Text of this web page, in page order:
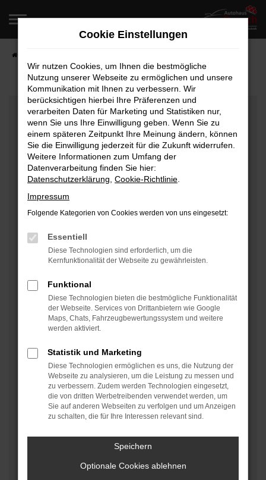
Zum
springen
Fehler: Network Error
Beim Laden ist ein Fehler aufgetreten.
Hier sind ein paar Tipps, die dir helfen können:
Überprüfe deine Firewall und deine
Internetverbindung.
Laden andere Webseiten, zum Beispiel deine
Manche Erweiterungen, wie Werbeblocker, können
das Laden bestimmter Seiten verhindern.
Funktioniert die Seite in einem anderen Browser
Starte dein Gerät neu.
Das kann manchmal helfen, vorübergehende
Probleme zu beheben.
Betriebssystem auf dem neuesten Stand sind.
Veraltete Software birgt nicht nur ein
Sicherheitsrisiko, sondern kann auch dazu führen,
dass bestimmte Funktionen nicht mehr unterstützt
werden.
Wende dich an den Webseitenbetreiber.
Wenn du alle oben genannten Schritte versucht hast,
kontaktiere uns bitte. Wir werden versuchen, das
Problem zu beheben. Du kannst uns diesen Text
schicken, um uns bei der Fehlersuche zu
Cookie Einstellungen
Wir nutzen Cookies, um Ihnen die bestmögliche
Nutzung unserer Webseite zu ermöglichen und unsere
Kommunikation mit Ihnen zu verbessern. Wir
berücksichtigen hierbei Ihre Präferenzen und
verarbeiten Daten für Marketing und Statistiken nur,
wenn Sie uns Ihre Einwilligung geben. Wenn Sie zu
einem späteren Zeitpunkt Ihre Meinung ändern, können
Sie die Einwilligung jederzeit für die Zukunft widerrufen.
Weitere Informationen zum Umfang der
Datenverarbeitung finden Sie hier:
Datenschutzerklärung Cookie-Richtlinie
Impressum
Folgende Kategorien von Cookies werden von uns eingesetzt:
Essentiell
Diese Technologien sind erforderlich, um die
Kernfunktionalität der Webseite zu gewährleisten.
Funktional
Diese Technologien bieten die bestmögliche Funktionalität
der Webseite. Services von Drittanbietern wie Google
Maps, Chats, Fahrzeugbewertungssystem und weitere
werden aktiviert.
Statistik und Marketing
Diese Technologien ermöglichen es uns, die Nutzung der
Webseite zu analysieren, um die Leistung zu messen und
zu verbessern. Zudem werden Technologien eingesetzt,
die von dritten Werbetreibenden verwendet werden, um
Sie auf anderen Webseiten zu verfolgen und um Anzeigen
zu schalten, die für Ihre Interessen relevant sind.
Speichern
Optionale Cookies ablehnen